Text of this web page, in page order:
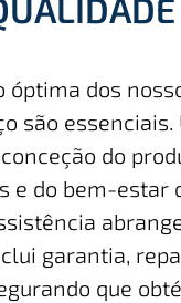
dos
são
do
do bem-estar
garantia,
que